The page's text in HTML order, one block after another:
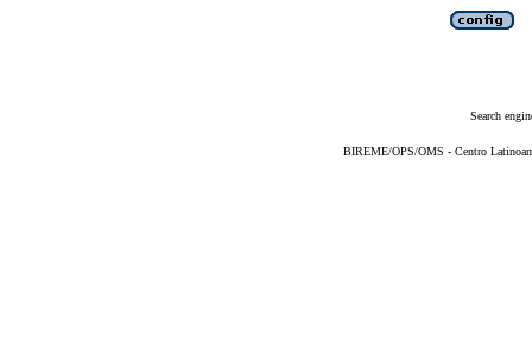
Search
BIREME/OPS/OMS - Centro